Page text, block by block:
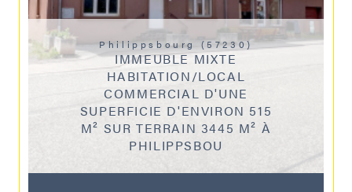
Philippsbourg (57230)
IMMEUBLE MIXTE
HABITATION/LOCAL
COMMERCIAL D'UNE
SUPERFICIE D'ENVIRON 515
M² SUR TERRAIN 3445 M² À
PHILIPPSBOU